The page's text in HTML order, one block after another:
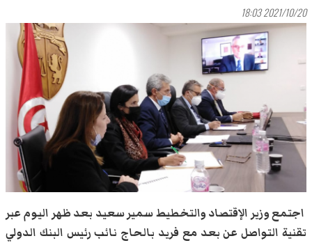
2021/10/20 18:03
اجتمع وزير الإقتصاد والتخطيط سمير سعيد بعد ظهر اليوم عبر
تقنية التواصل عن بعد مع فريد بالحاج نائب رئيس البنك الدولي